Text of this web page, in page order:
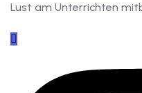
Lust am Unterrichten